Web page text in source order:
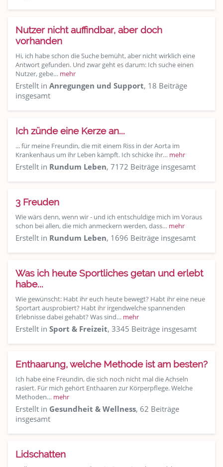
Nutzer nicht auffindbar, aber doch
vorhanden
Hi, ich habe schon die Suche bemüht, aber nicht wirklich eine
Antwort gefunden. Und zwar geht es darum: Ich suche einen
Nutzer, gebe… mehr
Erstellt in Anregungen und Support, 18 Beiträge
insgesamt
Ich zünde eine Kerze an...
... für meine Freundin, die mit einem Riss in der Aorta im
Krankenhaus um ihr Leben kämpft. Ich schicke ihr… mehr
Erstellt in Rundum Leben, 7172 Beiträge insgesamt
3 Freuden
Wie wärs denn, wenn wir - und ich entschuldige mich im Voraus
schon bei allen, die mich anmeckern werden, dass… mehr
Erstellt in Rundum Leben, 1696 Beiträge insgesamt
Was ich heute Sportliches getan und erlebt
habe...
Wie gewünscht: Habt ihr euch heute bewegt? Habt ihr eine neue
Sportart ausprobiert? Habt ihr irgendwelche spannenden
Erlebnisse dabei gehabt? Was sind… mehr
Erstellt in Sport & Freizeit, 3345 Beiträge insgesamt
Enthaarung, welche Methode ist am besten?
Ich habe eine Freundin, die sich noch nicht mal die Achseln
rasiert. Für mich gehört Enthaaren zur Körperpflege. Welche
Methoden… mehr
Erstellt in Gesundheit & Wellness, 62 Beiträge
insgesamt
Lidschatten